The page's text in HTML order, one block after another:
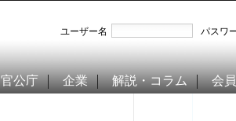
ユーザー名
パスワ
官公庁 企業 解説・コラム 会